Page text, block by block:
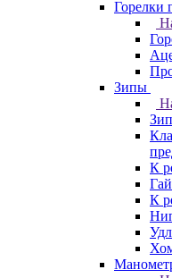
Горелки
Зипы
К
К